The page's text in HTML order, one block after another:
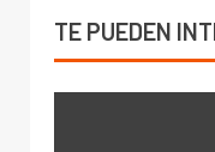
TE PUEDEN